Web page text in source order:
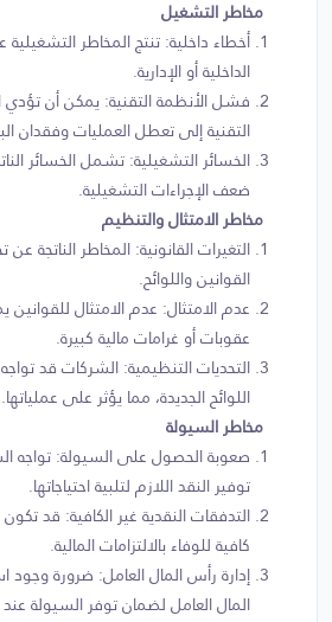
مخاطر التشغيل
أخطاء داخلية: تنتج المخاطر
الداخلية أو الإدارية.
فشل الأنظمة التقنية: يمكن أن
التقنية إلى تعطل العمليات وفقدان
الخسائر التشغيلية: تشمل الخسائر
ضعف الإجراءات التشغيلية.
مخاطر الامتثال والتنظيم
التغيرات القانونية: المخاطر الناتجة
القوانين واللوائح.
عدم الامتثال: عدم الامتثال
عقوبات أو غرامات مالية كبيرة.
التحديات التنظيمية: الشركات قد
اللوائح الجديدة، مما يؤثر على عملياتها.
مخاطر السيولة
صعوبة الحصول على السيولة: تواجه
توفير النقد اللازم لتلبية احتياجاتها.
التدفقات النقدية غير الكافية: قد
كافية للوفاء بالالتزامات المالية.
إدارة رأس المال العامل: ضرورة وجود
المال العامل لضمان توفر السيولة عند